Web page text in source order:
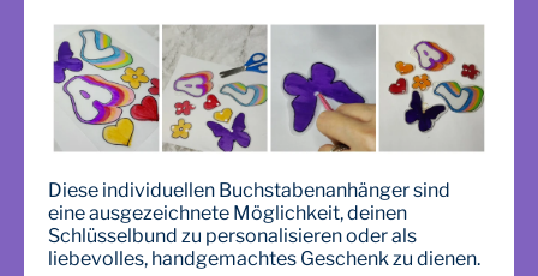
Diese individuellen Buchstabenanhänger sind
eine ausgezeichnete Möglichkeit, deinen
Schlüsselbund zu personalisieren oder als
liebevolles, handgemachtes Geschenk zu dienen.